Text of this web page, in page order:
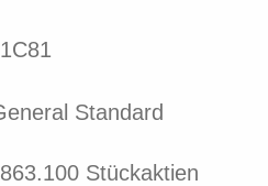
Standard
Stückaktien